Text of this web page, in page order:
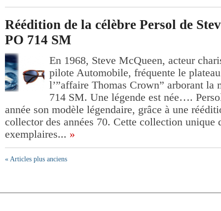
Réédition de la célèbre Persol de
PO 714 SM
En 1968, Steve McQueen, acteur
pilote Automobile, fréquente le
l’”affaire Thomas Crown” arborant la
714 SM. Une légende est née….
année son modèle légendaire, grâce à une
collector des années 70. Cette collection unique
exemplaires... »
« Articles plus anciens